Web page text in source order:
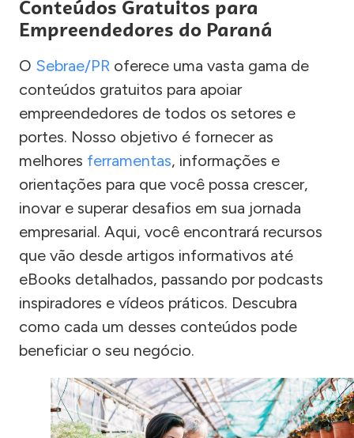
Conteúdos Gratuitos para
Empreendedores do Paraná
O Sebrae/PR oferece uma vasta gama de
conteúdos gratuitos para apoiar
empreendedores de todos os setores e
portes. Nosso objetivo é fornecer as
melhores ferramentas, informações e
orientações para que você possa crescer,
inovar e superar desafios em sua jornada
empresarial. Aqui, você encontrará recursos
que vão desde artigos informativos até
eBooks detalhados, passando por podcasts
inspiradores e vídeos práticos. Descubra
como cada um desses conteúdos pode
beneficiar o seu negócio.